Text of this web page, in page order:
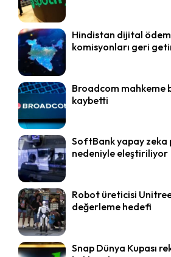
Hindistan dijital
komisyonları geri
Broadcom mahkeme
kaybetti
SoftBank yapay zeka
nedeniyle eleştiriliyor
Robot üreticisi
değerleme hedefi
Snap Dünya Kupası